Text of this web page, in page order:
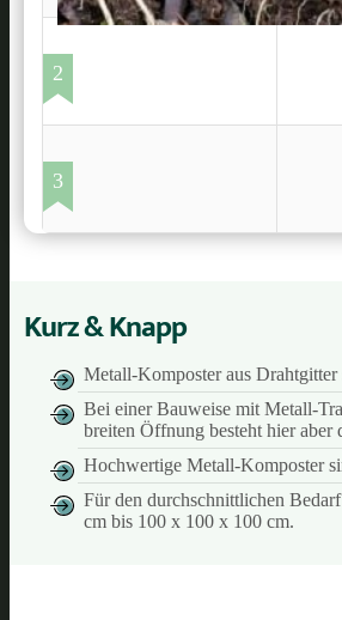
2
3
Kurz & Knapp
Metall-Komposter aus
Bei einer Bauweise mit Metall-
breiten Öffnung besteht hier aber
Hochwertige Metall-Komposter
Für den durchschnittlichen
cm bis 100 x 100 x 100 cm.